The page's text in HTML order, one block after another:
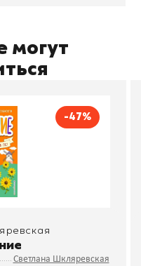
могут
-47%
Светлана Шкляревская